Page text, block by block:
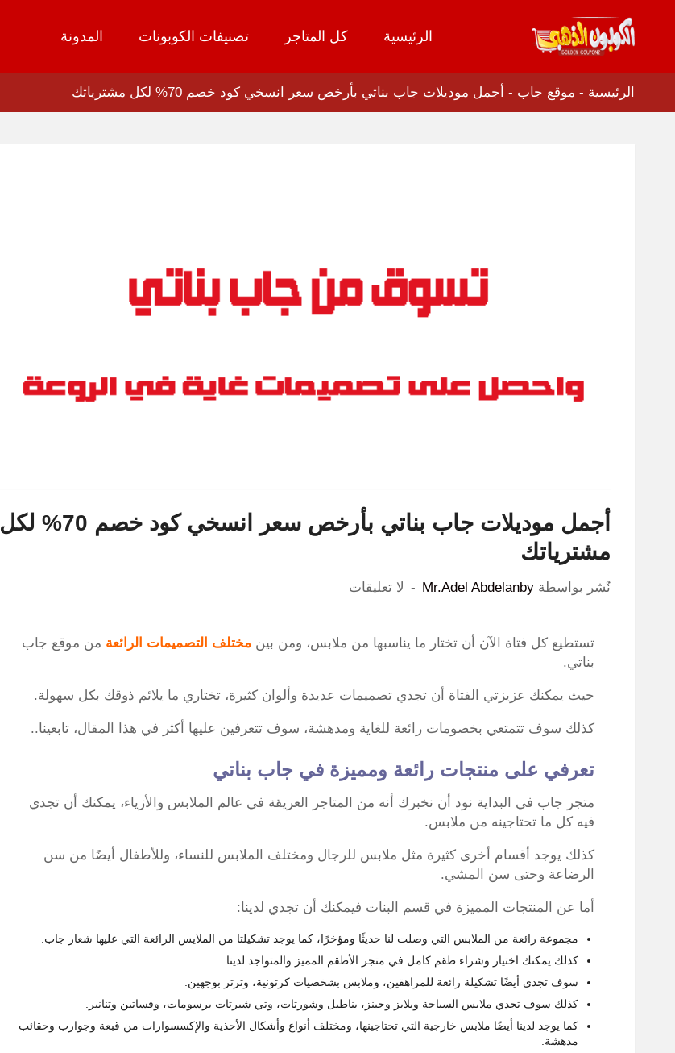
تخطي
المحتوى
الرئيسية كل المتاجر تصنيفات الكوبونات المدونة
الرئيسية - موقع جاب - أجمل موديلات جاب بناتي بأرخص سعر انسخي كود خصم 70% لكل مشترياتك
أجمل موديلات جاب بناتي بأرخص سعر انسخي كود خصم 70% لكل
مشترياتك
نٌشر بواسطة Mr.Adel Abdelanby لا تعليقات
تستطيع كل فتاة الآن أن تختار ما يناسبها من ملابس، ومن بين مختلف التصميمات الرائعة من موقع جاب
بناتي.
حيث يمكنك عزيزتي الفتاة أن تجدي تصميمات عديدة وألوان كثيرة، تختاري ما يلائم ذوقك بكل سهولة.
كذلك سوف تتمتعي بخصومات رائعة للغاية ومدهشة، سوف تتعرفين عليها أكثر في هذا المقال، تابعينا..
تعرفي على منتجات رائعة ومميزة في جاب بناتي
متجر جاب في البداية نود أن نخبرك أنه من المتاجر العريقة في عالم الملابس والأزياء، يمكنك أن تجدي
فيه كل ما تحتاجينه من ملابس.
كذلك يوجد أقسام أخرى كثيرة مثل ملابس للرجال ومختلف الملابس للنساء، وللأطفال أيضًا من سن
الرضاعة وحتى سن المشي.
أما عن المنتجات المميزة في قسم البنات فيمكنك أن تجدي لدينا:
مجموعة رائعة من الملابس التي وصلت لنا حديثًا ومؤخرًا، كما يوجد تشكيلتا من الملايس الرائعة التي عليها شعار جاب.
كذلك يمكنك اختيار وشراء طقم كامل في متجر الأطقم المميز والمتواجد لدينا.
سوف تجدي أيضًا تشكيلة رائعة للمراهقين، وملابس بشخصيات كرتونية، وترتر بوجهين.
كذلك سوف تجدي ملابس السباحة وبلايز وجينز، بناطيل وشورتات، وتي شيرتات برسومات، وفساتين وتنانير.
كما يوجد لدينا أيضًا ملابس خارجية التي تحتاجينها، ومختلف أنواع وأشكال الأحذية والإكسسوارات من قبعة وجوارب وحقائب
مدهشة.